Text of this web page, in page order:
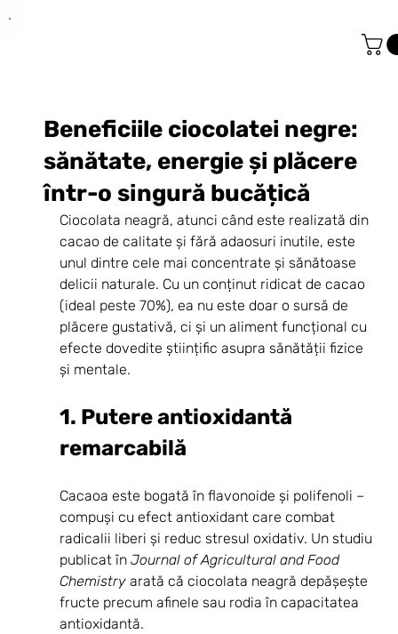
Beneficiile ciocolatei negre:
sănătate, energie și plăcere
într-o singură bucățică
Ciocolata neagră, atunci când este realizată din
cacao de calitate și fără adaosuri inutile, este
unul dintre cele mai concentrate și sănătoase
delicii naturale. Cu un conținut ridicat de cacao
(ideal peste 70%), ea nu este doar o sursă de
plăcere gustativă, ci și un aliment funcțional cu
efecte dovedite științific asupra sănătății fizice
și mentale.
1. Putere antioxidantă
remarcabilă
Cacaoa este bogată în flavonoide și polifenoli –
compuși cu efect antioxidant care combat
radicalii liberi și reduc stresul oxidativ. Un studiu
publicat în Journal of Agricultural and Food
Chemistry arată că ciocolata neagră depășește
fructe precum afinele sau rodia în capacitatea
antioxidantă.